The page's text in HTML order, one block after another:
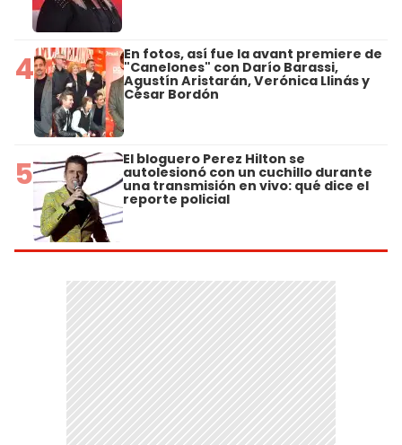
4 En fotos, así fue la avant premiere de
"Canelones" con Darío Barassi,
Agustín Aristarán, Verónica Llinás y
César Bordón
5 El bloguero Perez Hilton se
autolesionó con un cuchillo durante
una transmisión en vivo: qué dice el
reporte policial